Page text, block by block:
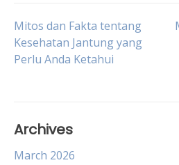
Post
navigation
Mitos dan Fakta tentang
Kesehatan Jantung yang
Perlu Anda Ketahui
Archives
March 2026